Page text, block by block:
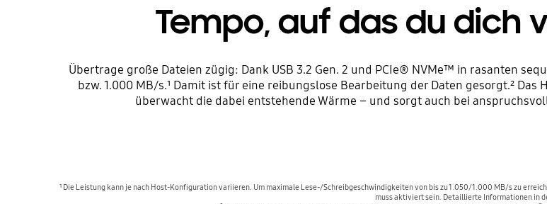
Tempo, auf das du dich
Übertrage große Dateien zügig: Dank USB 3.2 Gen. 2 und PCIe® NVMe™ in rasanten
bzw. 1.000 MB/s.¹ Damit ist für eine reibungslose Bearbeitung der Daten gesorgt.²
überwacht die dabei entstehende Wärme – und sorgt auch bei
¹ Die Leistung kann je nach Host-Konfiguration variieren. Um maximale Lese-/Schreibgeschwindigkeiten von bis zu 1.050/1.000 MB/s zu
muss aktiviert sein. Detaillierte Informationen in